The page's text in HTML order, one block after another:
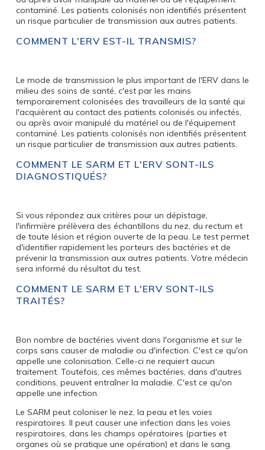
contaminé. Les patients colonisés non identifiés présentent
un risque particulier de transmission aux autres patients.
COMMENT L'ERV EST-IL TRANSMIS?
Le mode de transmission le plus important de l'ERV dans le
milieu des soins de santé, c'est par les mains
temporairement colonisées des travailleurs de la santé qui
l'acquièrent au contact des patients colonisés ou infectés,
ou après avoir manipulé du matériel ou de l'équipement
contaminé. Les patients colonisés non identifiés présentent
un risque particulier de transmission aux autres patients.
COMMENT LE SARM ET L'ERV SONT-ILS
DIAGNOSTIQUÉS?
Si vous répondez aux critères pour un dépistage,
l'infirmière prélèvera des échantillons du nez, du rectum et
de toute lésion et région ouverte de la peau. Le test permet
d'identifier rapidement les porteurs des bactéries et de
prévenir la transmission aux autres patients. Votre médecin
sera informé du résultat du test.
COMMENT LE SARM ET L'ERV SONT-ILS
TRAITÉS?
Bon nombre de bactéries vivent dans l'organisme et sur le
corps sans causer de maladie ou d'infection. C'est ce qu'on
appelle une colonisation. Celle-ci ne requiert aucun
traitement. Toutefois, ces mêmes bactéries, dans d'autres
conditions, peuvent entraîner la maladie. C'est ce qu'on
appelle une infection.
Le SARM peut coloniser le nez, la peau et les voies
respiratoires. Il peut causer une infection dans les voies
respiratoires, dans les champs opératoires (parties et
organes où se pratique une opération) et dans le sang.